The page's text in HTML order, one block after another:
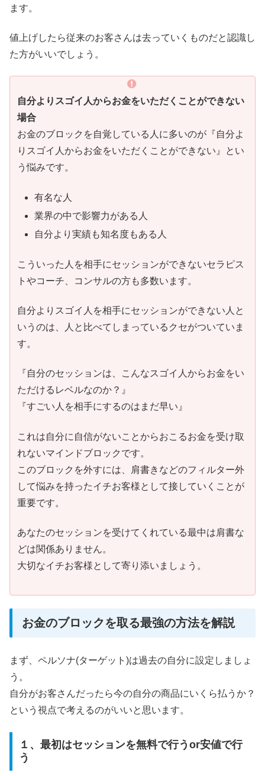
ます。
値上げしたら従来のお客さんは去っていくものだと認識し
た方がいいでしょう。
自分よりスゴイ人からお金をいただくことができない
場合
お金のブロックを自覚している人に多いのが『自分よ
りスゴイ人からお金をいただくことができない』とい
う悩みです。
有名な人
業界の中で影響力がある人
自分より実績も知名度もある人
こういった人を相手にセッションができないセラピス
トやコーチ、コンサルの方も多数います。
自分よりスゴイ人を相手にセッションができない人と
いうのは、人と比べてしまっているクセがついていま
す。
『自分のセッションは、こんなスゴイ人からお金をい
ただけるレベルなのか？』
『すごい人を相手にするのはまだ早い』
これは自分に自信がないことからおこるお金を受け取
れないマインドブロックです。
このブロックを外すには、肩書きなどのフィルター外
して悩みを持ったイチお客様として接していくことが
重要です。
あなたのセッションを受けてくれている最中は肩書な
どは関係ありません。
大切なイチお客様として寄り添いましょう。
お金のブロックを取る最強の方法を解説
まず、ペルソナ(ターゲット)は過去の自分に設定しましょ
う。
自分がお客さんだったら今の自分の商品にいくら払うか？
という視点で考えるのがいいと思います。
１、最初はセッションを無料で行うor安値で行
う